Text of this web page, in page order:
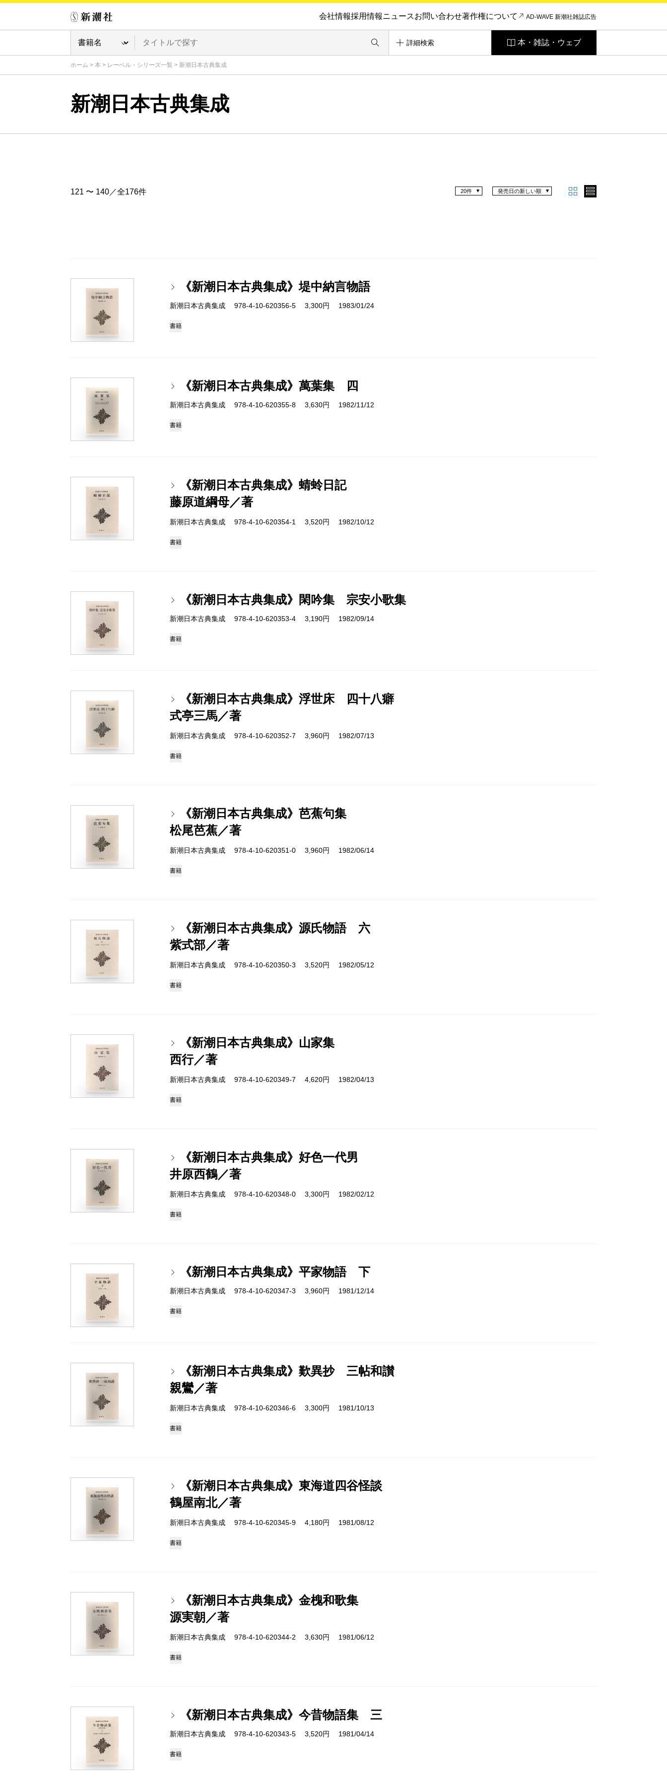
会社情報採用情報ニュースお問い合わせ著作権について AD-WAVE 新潮社雑誌広告
詳細検索 本・雑誌・ウェブ
ホーム > 本 > レーベル・シリーズ一覧 > 新潮日本古典集成
新潮日本古典集成
121 〜 140／全176件 発売日の新しい順
20件
《新潮日本古典集成》堤中納言物語
新潮日本古典集成 978-4-10-620356-5 3,300円 1983/01/24
書籍
《新潮日本古典集成》萬葉集 四
新潮日本古典集成 978-4-10-620355-8 3,630円 1982/11/12
書籍
《新潮日本古典集成》蜻蛉日記
藤原道綱母／著
新潮日本古典集成 978-4-10-620354-1 3,520円 1982/10/12
書籍
《新潮日本古典集成》閑吟集 宗安小歌集
新潮日本古典集成 978-4-10-620353-4 3,190円 1982/09/14
書籍
《新潮日本古典集成》浮世床 四十八癖
式亭三馬／著
新潮日本古典集成 978-4-10-620352-7 3,960円 1982/07/13
書籍
《新潮日本古典集成》芭蕉句集
松尾芭蕉／著
新潮日本古典集成 978-4-10-620351-0 3,960円 1982/06/14
書籍
《新潮日本古典集成》源氏物語 六
紫式部／著
新潮日本古典集成 978-4-10-620350-3 3,520円 1982/05/12
書籍
《新潮日本古典集成》山家集
西行／著
新潮日本古典集成 978-4-10-620349-7 4,620円 1982/04/13
書籍
《新潮日本古典集成》好色一代男
井原西鶴／著
新潮日本古典集成 978-4-10-620348-0 3,300円 1982/02/12
書籍
《新潮日本古典集成》平家物語 下
新潮日本古典集成 978-4-10-620347-3 3,960円 1981/12/14
書籍
《新潮日本古典集成》歎異抄 三帖和讃
親鸞／著
新潮日本古典集成 978-4-10-620346-6 3,300円 1981/10/13
書籍
《新潮日本古典集成》東海道四谷怪談
鶴屋南北／著
新潮日本古典集成 978-4-10-620345-9 4,180円 1981/08/12
書籍
《新潮日本古典集成》金槐和歌集
源実朝／著
新潮日本古典集成 978-4-10-620344-2 3,630円 1981/06/12
書籍
《新潮日本古典集成》今昔物語集 三
新潮日本古典集成 978-4-10-620343-5 3,520円 1981/04/14
書籍